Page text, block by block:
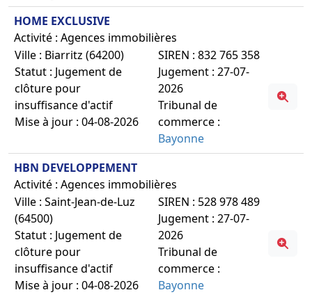
HOME EXCLUSIVE
Activité : Agences immobilières
Ville : Biarritz (64200)
Statut : Jugement de
clôture pour
insuffisance d'actif
Mise à jour : 04-08-2026
SIREN : 832 765 358
Jugement : 27-07-
2026
Tribunal de
commerce :
Bayonne
HBN DEVELOPPEMENT
Activité : Agences immobilières
Ville : Saint-Jean-de-Luz
(64500)
Statut : Jugement de
clôture pour
insuffisance d'actif
Mise à jour : 04-08-2026
SIREN : 528 978 489
Jugement : 27-07-
2026
Tribunal de
commerce :
Bayonne